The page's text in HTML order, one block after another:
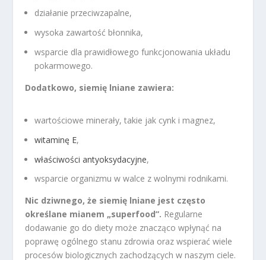
działanie przeciwzapalne,
wysoka zawartość błonnika,
wsparcie dla prawidłowego funkcjonowania układu
pokarmowego.
Dodatkowo, siemię lniane zawiera:
wartościowe minerały, takie jak cynk i magnez,
witaminę E,
właściwości antyoksydacyjne,
wsparcie organizmu w walce z wolnymi rodnikami.
Nic dziwnego, że siemię lniane jest często
określane mianem „superfood”. Regularne
dodawanie go do diety może znacząco wpłynąć na
poprawę ogólnego stanu zdrowia oraz wspierać wiele
procesów biologicznych zachodzących w naszym ciele.